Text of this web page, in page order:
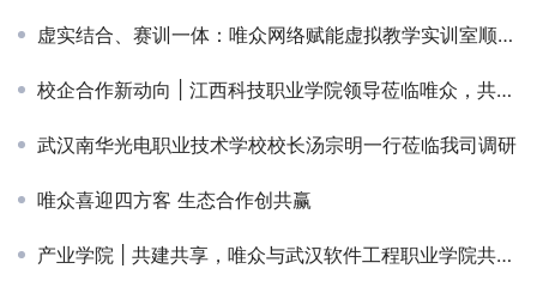
虚实结合、赛训一体：唯众网络赋能虚拟教学实训室顺利交付河北省兴隆县职教中心
校企合作新动向 | 江西科技职业学院领导莅临唯众，共探协同育人发展之路
武汉南华光电职业技术学校校长汤宗明一行莅临我司调研
唯众喜迎四方客 生态合作创共赢
产业学院 | 共建共享，唯众与武汉软件工程职业学院共建大数据产业学院